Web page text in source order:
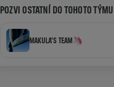
POZVI OSTATNÍ DO TOHOTO TÝMU
MAKULA’S TEAM🦄